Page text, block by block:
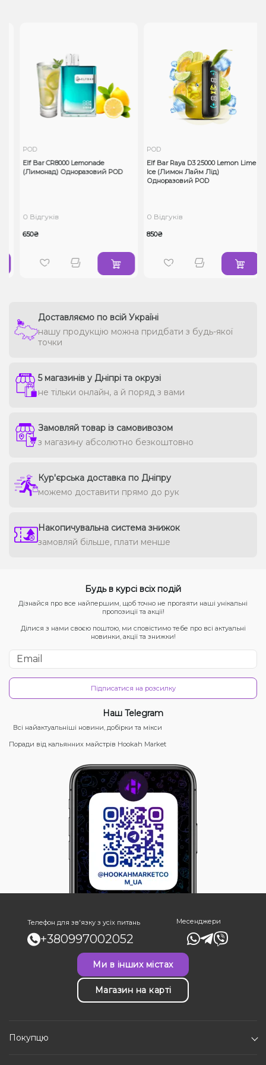
POD
Elf Bar CR8000 Lemonade
(Лимонад) Одноразовий POD
0 Відгуків
650₴
POD
Elf Bar Raya D3 25000 Lemon Lime
Ice (Лимон Лайм Лід)
Одноразовий POD
0 Відгуків
850₴
Доставляємо по всій Україні
нашу продукцію можна придбати з будь-якої
точки
5 магазинів у Дніпрі та окрузі
не тільки онлайн, а й поряд з вами
Замовляй товар із самовивозом
з магазину абсолютно безкоштовно
Кур'єрська доставка по Дніпру
можемо доставити прямо до рук
Накопичувальна система знижок
замовляй більше, плати менше
Будь в курсі всіх подій
Дізнайся про все найпершим, щоб точно не прогаяти наші унікальні
пропозиції та акції!
Ділися з нами своєю поштою, ми сповістимо тебе про всі актуальні
новинки, акції та знижки!
Підписатися на розсилку
Наш Telegram
Всі найактуальніші новини, добірки та мікси
Поради від кальянних майстрів Hookah Market
Телефон для зв'язку з усіх питань
+380997002052
Месенджери
Ми в інших містах
Магазин на карті
Покупцю